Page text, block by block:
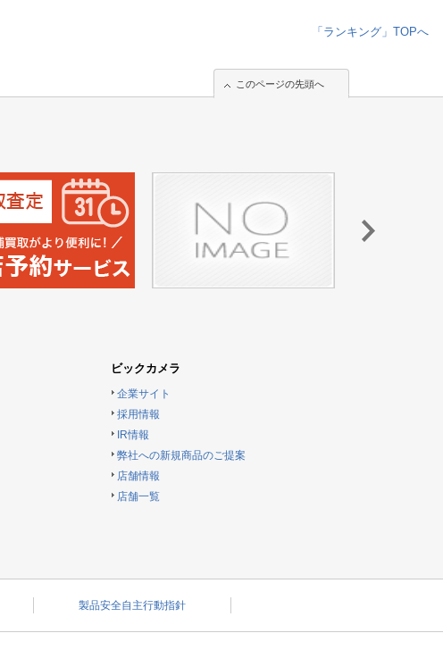
「ランキング」TOPへ
このページの先頭へ
ビックカメラ
企業サイト
採用情報
IR情報
弊社への新規商品のご提案
店舗情報
店舗一覧
このページの先頭へ
製品安全自主行動指針